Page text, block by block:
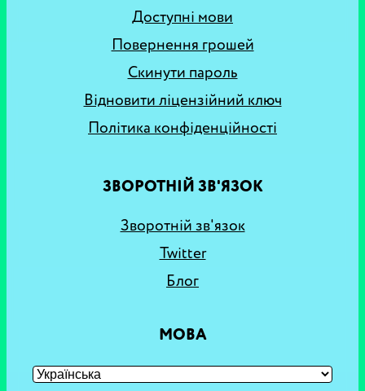
Доступні мови
Повернення грошей
Скинути пароль
Відновити ліцензійний ключ
Політика конфіденційності
ЗВОРОТНІЙ ЗВ'ЯЗОК
Зворотній зв'язок
Twitter
Блог
МОВА